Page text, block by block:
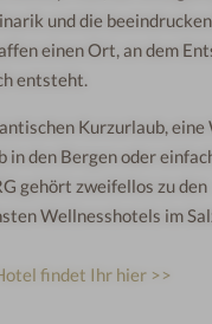
und die
einen Ort, an dem
entsteht.
Kurzurlaub,
in den Bergen oder
gehört zweifellos zu den
Wellnesshotels im
findet Ihr hier >>